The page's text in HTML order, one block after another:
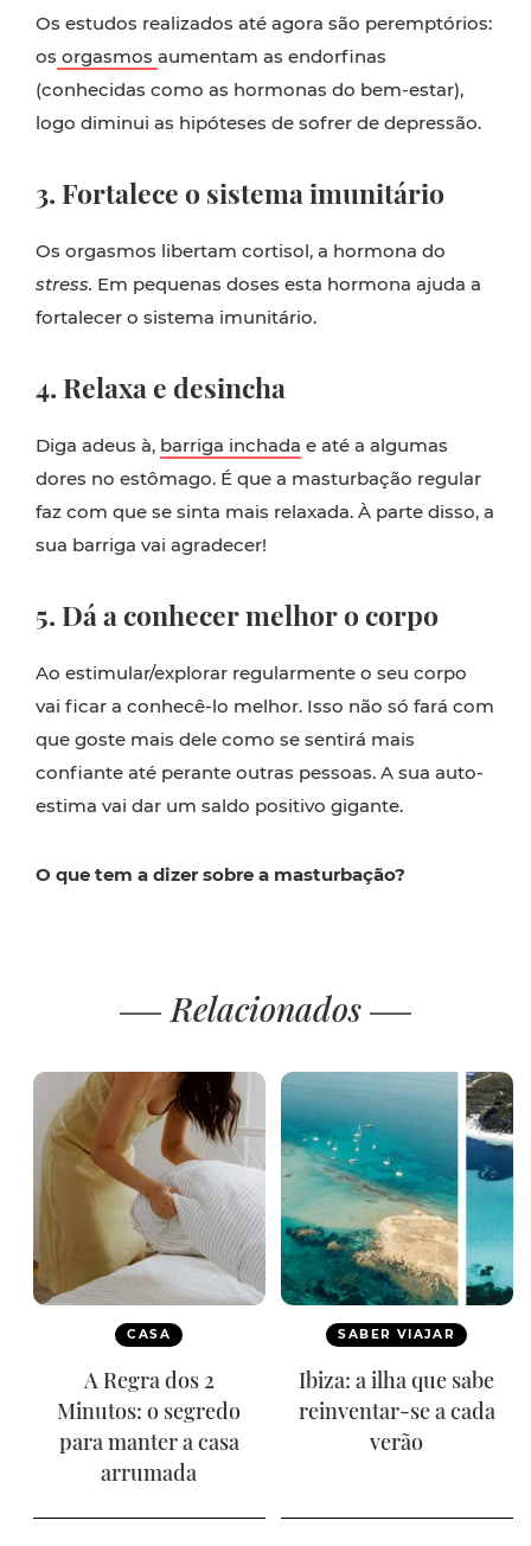
Os estudos realizados até agora são peremptórios:
os orgasmos aumentam as endorfinas
(conhecidas como as hormonas do bem-estar),
logo diminui as hipóteses de sofrer de depressão.
3. Fortalece o sistema imunitário
Os orgasmos libertam cortisol, a hormona do
stress. Em pequenas doses esta hormona ajuda a
fortalecer o sistema imunitário.
4. Relaxa e desincha
Diga adeus à, barriga inchada e até a algumas
dores no estômago. É que a masturbação regular
faz com que se sinta mais relaxada. À parte disso, a
sua barriga vai agradecer!
5. Dá a conhecer melhor o corpo
Ao estimular/explorar regularmente o seu corpo
vai ficar a conhecê-lo melhor. Isso não só fará com
que goste mais dele como se sentirá mais
confiante até perante outras pessoas. A sua auto-
estima vai dar um saldo positivo gigante.
O que tem a dizer sobre a masturbação?
Relacionados
CASA
A Regra dos 2
Minutos: o segredo
para manter a casa
arrumada
SABER VIAJAR
Ibiza: a ilha que sabe
reinventar-se a cada
verão